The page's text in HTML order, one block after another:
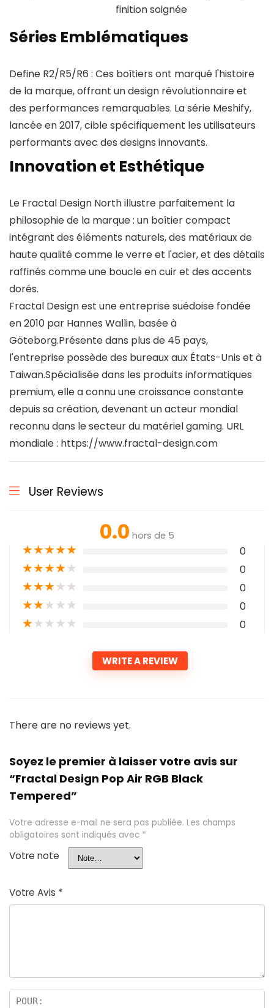
finition soignée
Séries Emblématiques
Define R2/R5/R6 : Ces boîtiers ont marqué l'histoire
de la marque, offrant un design révolutionnaire et
des performances remarquables. La série Meshify,
lancée en 2017, cible spécifiquement les utilisateurs
performants avec des designs innovants.
Innovation et Esthétique
Le Fractal Design North illustre parfaitement la
philosophie de la marque : un boîtier compact
intégrant des éléments naturels, des matériaux de
haute qualité comme le verre et l'acier, et des détails
raffinés comme une boucle en cuir et des accents
dorés.
Fractal Design est une entreprise suédoise fondée
en 2010 par Hannes Wallin, basée à
Göteborg.Présente dans plus de 45 pays,
l'entreprise possède des bureaux aux États-Unis et à
Taiwan.Spécialisée dans les produits informatiques
premium, elle a connu une croissance constante
depuis sa création, devenant un acteur mondial
reconnu dans le secteur du matériel gaming. URL
mondiale : https://www.fractal-design.com
User Reviews
0.0 hors de 5
★★★★★ 0
★★★★★ 0
★★★★★ 0
★★★★★ 0
★★★★★ 0
WRITE A REVIEW
There are no reviews yet.
Soyez le premier à laisser votre avis sur
“Fractal Design Pop Air RGB Black
Tempered”
Votre adresse e-mail ne sera pas publiée. Les champs
obligatoires sont indiqués avec *
Votre note
Votre Avis *